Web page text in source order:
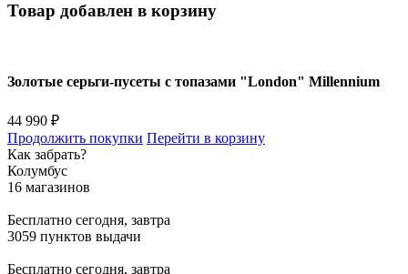
Товар добавлен в корзину
Золотые серьги-пусеты с топазами "London" Millennium
44 990 ₽
Продолжить покупки Перейти в корзину
Как забрать?
Колумбус
16 магазинов
Бесплатно сегодня, завтра
3059 пунктов выдачи
Бесплатно сегодня, завтра